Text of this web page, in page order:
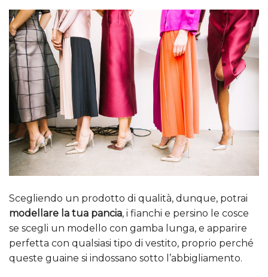
Scegliendo un prodotto di qualità, dunque, potrai
modellare la tua pancia, i fianchi e persino le cosce
se scegli un modello con gamba lunga, e apparire
perfetta con qualsiasi tipo di vestito, proprio perché
queste guaine si indossano sotto l’abbigliamento.